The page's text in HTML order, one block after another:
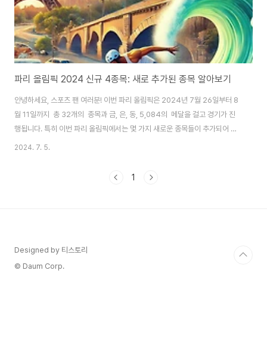
파리 올림픽 2024 신규 4종목: 새로 추가된 종목 알아보기
안녕하세요, 스포츠 팬 여러분! 이번 파리 올림픽은 2024년 7월 26일부터 8
월 11일까지 총 32개의 종목과 금, 은, 동, 5,084의 메달을 걸고 경기가 진
행됩니다. 특히 이번 파리 올림픽에서는 몇 가지 새로운 종목들이 추가되어 올
림픽대한 기대가 커지고 있습니다. 오늘은 파리 올림픽에 새로 추가된 종목들
과 댄스가 왼 성하는 스포츠 브레이크댄싱은 1970년대 뉴욕에서 시작된 스트
2024. 7. 5.
1
Designed by 티스토리
© Daum Corp.